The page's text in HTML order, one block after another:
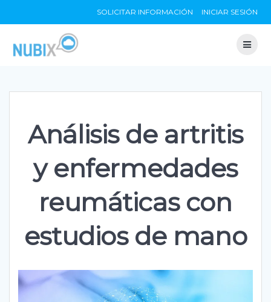
to
SOLICITAR INFORMACIÓN INICIAR SESIÓN
Análisis de artritis
y enfermedades
reumáticas con
estudios de mano